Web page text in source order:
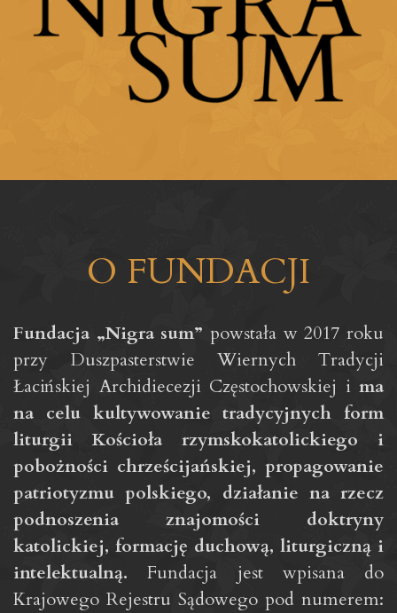
O FUNDACJI
Fundacja „Nigra sum” powstała w 2017 roku
przy Duszpasterstwie Wiernych Tradycji
Łacińskiej Archidiecezji Częstochowskiej i ma
na celu kultywowanie tradycyjnych form
liturgii Kościoła rzymskokatolickiego i
pobożności chrześcijańskiej, propagowanie
patriotyzmu polskiego, działanie na rzecz
podnoszenia znajomości doktryny
katolickiej, formację duchową, liturgiczną i
intelektualną. Fundacja jest wpisana do
Krajowego Rejestru Sądowego pod numerem: